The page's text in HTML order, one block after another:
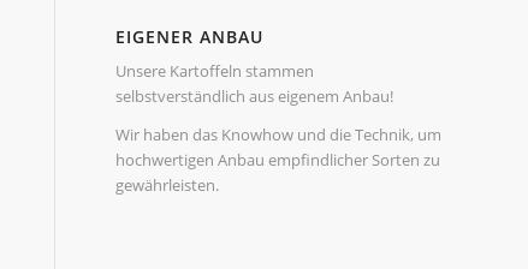
EIGENER ANBAU
Unsere Kartoffeln stammen
selbstverständlich aus eigenem Anbau!
Wir haben das Knowhow und die Technik, um
hochwertigen Anbau empfindlicher Sorten zu
gewährleisten.